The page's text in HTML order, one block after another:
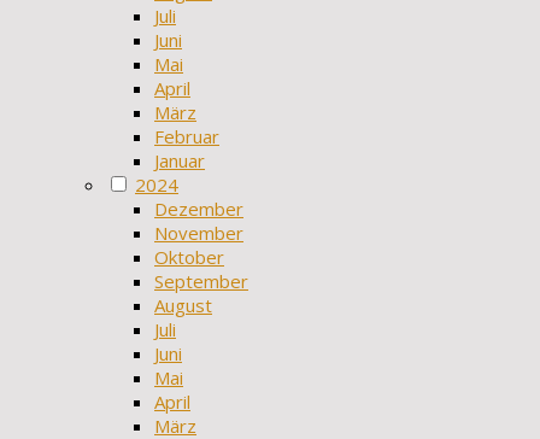
Juli
Juni
Mai
April
März
Februar
Januar
2024
Dezember
November
Oktober
September
August
Juli
Juni
Mai
April
März